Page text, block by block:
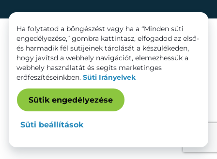
Ha folytatod a böngészést vagy ha a “Minden süti
engedélyezése,” gombra kattintasz, elfogadod az első-
és harmadik fél sütijeinek tárolását a készülékeden,
hogy javítsd a webhely navigációt, elemezhessük a
webhely használatát és segíts marketinges
erőfeszítéseinkben. Süti Irányelvek
Sütik engedélyezése
Süti beállítások